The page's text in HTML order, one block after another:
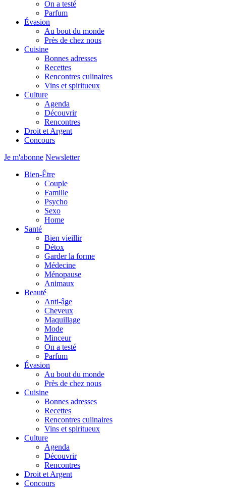
On a testé
Parfum
Évasion
Au bout du monde
Près de chez nous
Cuisine
Bonnes adresses
Recettes
Rencontres culinaires
Vins et spiritueux
Culture
Agenda
Découvrir
Rencontres
Droit et Argent
Concours
Je m'abonne Newsletter
Bien-Être
Couple
Famille
Psycho
Sexo
Home
Santé
Bien vieillir
Détox
Garder la forme
Médecine
Ménopause
Animaux
Beauté
Anti-âge
Cheveux
Maquillage
Mode
Minceur
On a testé
Parfum
Évasion
Au bout du monde
Près de chez nous
Cuisine
Bonnes adresses
Recettes
Rencontres culinaires
Vins et spiritueux
Culture
Agenda
Découvrir
Rencontres
Droit et Argent
Concours